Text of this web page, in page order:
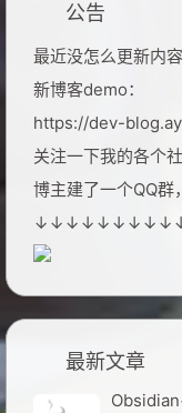
公告
最近没怎么更新内
新博客demo：
https://dev-
关注一下我的各个
博主建了一个QQ群
最新文章